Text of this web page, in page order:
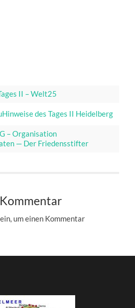
II – Welt25
des Tages II Heidelberg
– Organisation
— Der Friedensstifter
um einen Kommentar